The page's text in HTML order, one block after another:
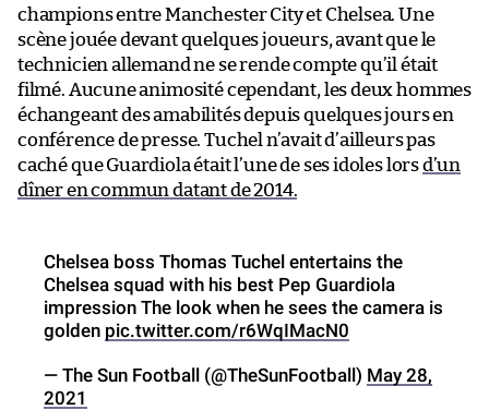
champions entre Manchester City et Chelsea. Une
scène jouée devant quelques joueurs, avant que le
technicien allemand ne se rende compte qu’il était
filmé. Aucune animosité cependant, les deux hommes
échangeant des amabilités depuis quelques jours en
conférence de presse. Tuchel n’avait d’ailleurs pas
caché que Guardiola était l’une de ses idoles lorsd’un
dîner en commun datant de 2014.
Chelsea boss Thomas Tuchel entertains the
Chelsea squad with his best Pep Guardiola
impression The look when he sees the camera is
golden pic.twitter.com/r6WqIMacN0
— The Sun Football (@TheSunFootball) May 28,
2021